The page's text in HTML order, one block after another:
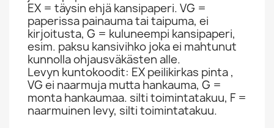
EX = täysin ehjä kansipaperi. VG =
paperissa painauma tai taipuma, ei
kirjoitusta, G = kuluneempi kansipaperi,
esim. paksu kansivihko joka ei mahtunut
kunnolla ohjausväkästen alle.
Levyn kuntokoodit: EX peilikirkas pinta ,
VG ei naarmuja mutta hankauma, G =
monta hankaumaa. silti toimintatakuu, F =
naarmuinen levy, silti toimintatakuu.